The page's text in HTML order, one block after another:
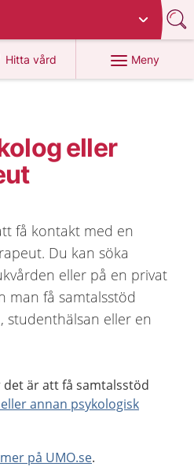
Hitta vård
på 1177.se
Meny
eller
få kontakt med en
Du kan söka
eller på en privat
man få samtalsstöd
studenthälsan eller en
är att få samtalsstöd
annan psykologisk
på UMO.se.